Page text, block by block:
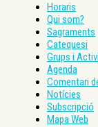
Horaris
Qui som?
Sagraments
Catequesi
Grups i
Agenda
Comentari
Notícies
Subscripció
Mapa Web